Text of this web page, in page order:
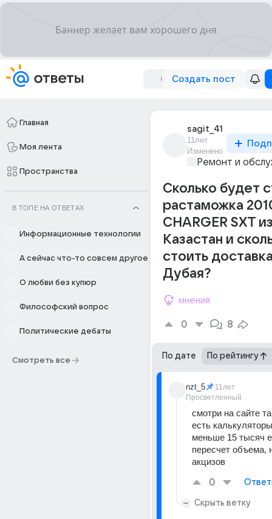
Создать пост
Главная
Моя лента
Пространства
В ТОПЕ НА ОТВЕТАХ
Информационные технологии
А сейчас что-то совсем другое
О любви без купюр
Философский вопрос
Политические дебаты
Смотреть все
sagit_41
11лет
Изменено
Ремонт и
Сколько будет
растаможка
CHARGER SXT
Казастан и
стоить
Дубая?
мнения
0 8
По дате По рейтингу
nzt_5
Просветленный
11лет
смотри на сайте
есть
меньше 15 тысяч
пересчет объема,
акцизов
0
Скрыть ветку